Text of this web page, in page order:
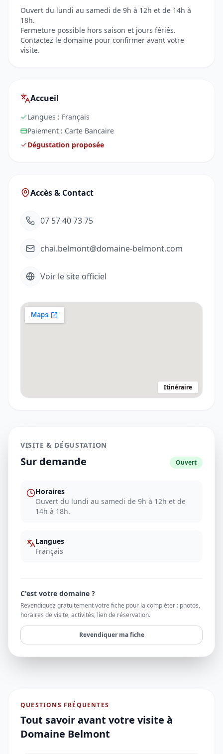
Ouvert du lundi au samedi de 9h à 12h et de 14h à
18h.
Fermeture possible hors saison et jours fériés.
Contactez le domaine pour confirmer avant votre
visite.
Accueil
Langues : Français
Paiement : Carte Bancaire
Dégustation proposée
Accès & Contact
07 57 40 73 75
chai.belmont@domaine-belmont.com
Voir le site officiel
Itinéraire
VISITE & DÉGUSTATION
Sur demande Ouvert
Horaires
Ouvert du lundi au samedi de 9h à 12h et de
14h à 18h.
Langues
Français
C'est votre domaine ?
Revendiquez gratuitement votre fiche pour la compléter : photos,
horaires de visite, activités, lien de réservation.
Revendiquer ma fiche
QUESTIONS FRÉQUENTES
Tout savoir avant votre visite à
Domaine Belmont